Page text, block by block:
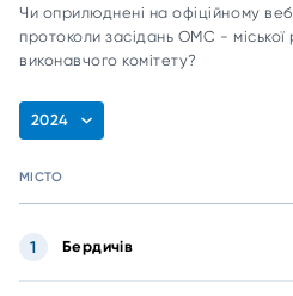
Чи оприлюднені на офіційному
протоколи засідань ОМС - міської
виконавчого комітету?
2024
МІСТО
Бердичів
1